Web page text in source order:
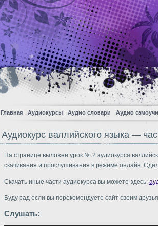
Главная Аудиокурсы Аудио словари Аудио
Аудиокурс валлийского языка —
На странице выложен урок № 2 аудиокурса
скачивания и прослушивания в режиме онлайн.
Скачать иные части аудиокурса вы можете здесь:
Буду рад если вы порекомендуете сайт своим
Слушать: